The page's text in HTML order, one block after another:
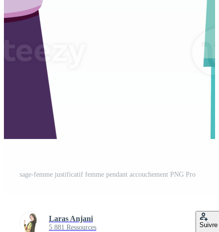
sage-femme justificatif femme pendant accouchement PNG Pro
Laras Anjani
5 881 Ressources Suivre